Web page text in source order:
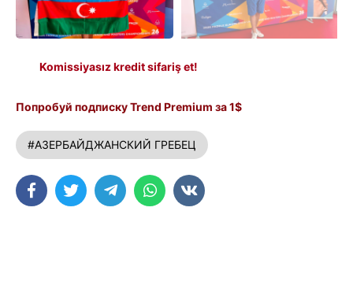
Komissiyasız kredit sifariş et!
Попробуй подписку Trend Premium за 1$
#АЗЕРБАЙДЖАНСКИЙ ГРЕБЕЦ